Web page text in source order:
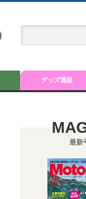
グッズ通販
最新